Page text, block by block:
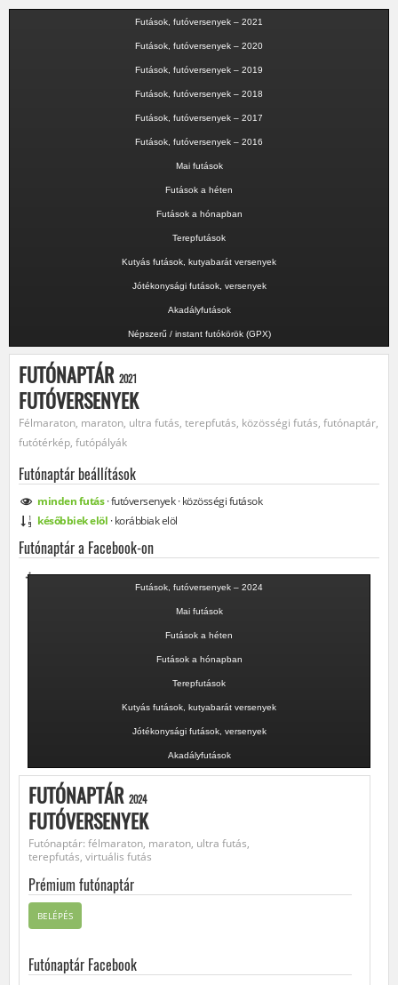
Futások, futóversenyek – 2021
Futások, futóversenyek – 2020
Futások, futóversenyek – 2019
Futások, futóversenyek – 2018
Futások, futóversenyek – 2017
Futások, futóversenyek – 2016
Mai futások
Futások a héten
Futások a hónapban
Terepfutások
Kutyás futások, kutyabarát versenyek
Jótékonysági futások, versenyek
Akadályfutások
Népszerű / instant futókörök (GPX)
FUTÓNAPTÁR 2021
FUTÓVERSENYEK
Félmaraton, maraton, ultra futás, terepfutás, közösségi futás, futónaptár,
futótérkép, futópályák
Futónaptár beállítások
mindenfutás·futóversenyek·közösségifutások
későbbiek elöl ·korábbiak elöl
Futónaptár a Facebook-on
Futások, futóversenyek – 2024
Mai futások
Futások a héten
Futások a hónapban
Terepfutások
Kutyás futások, kutyabarát versenyek
Jótékonysági futások, versenyek
Akadályfutások
FUTÓNAPTÁR 2024
FUTÓVERSENYEK
Futónaptár: félmaraton, maraton, ultra futás,
terepfutás, virtuális futás
Prémium futónaptár
BELÉPÉS
Futónaptár Facebook